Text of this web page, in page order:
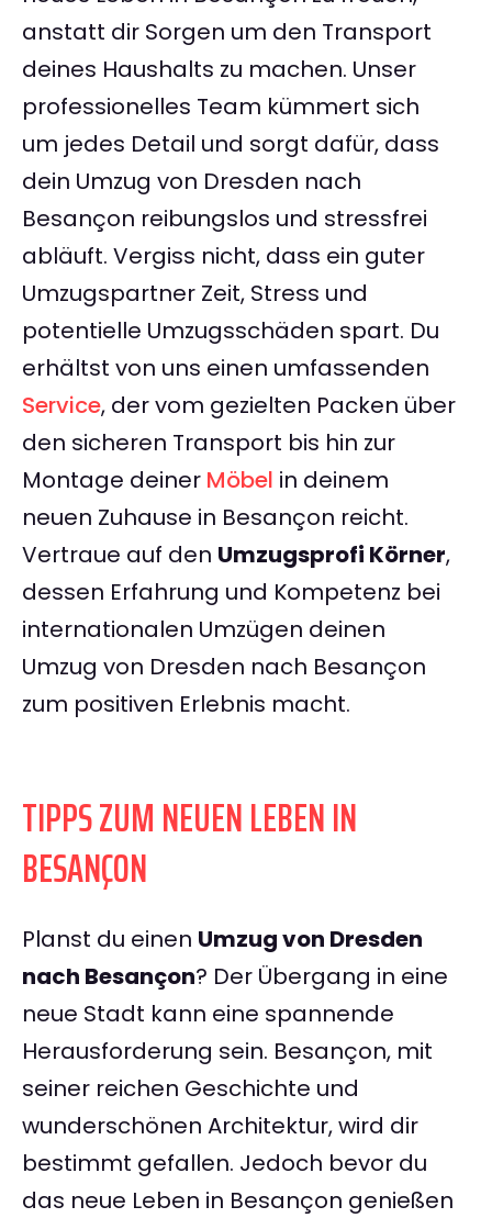
anstatt dir Sorgen um den Transport
deines Haushalts zu machen. Unser
professionelles Team kümmert sich
um jedes Detail und sorgt dafür, dass
dein Umzug von Dresden nach
Besançon reibungslos und stressfrei
abläuft. Vergiss nicht, dass ein guter
Umzugspartner Zeit, Stress und
potentielle Umzugsschäden spart. Du
erhältst von uns einen umfassenden
Service, der vom gezielten Packen über
den sicheren Transport bis hin zur
Montage deiner Möbel in deinem
neuen Zuhause in Besançon reicht.
Vertraue auf den Umzugsprofi Körner,
dessen Erfahrung und Kompetenz bei
internationalen Umzügen deinen
Umzug von Dresden nach Besançon
zum positiven Erlebnis macht.
TIPPS ZUM NEUEN LEBEN IN
BESANÇON
Planst du einen Umzug von Dresden
nach Besançon? Der Übergang in eine
neue Stadt kann eine spannende
Herausforderung sein. Besançon, mit
seiner reichen Geschichte und
wunderschönen Architektur, wird dir
bestimmt gefallen. Jedoch bevor du
das neue Leben in Besançon genießen